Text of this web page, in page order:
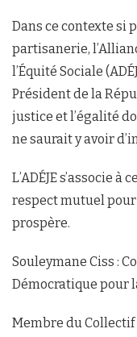
Dans ce contexte si
partisanerie,
l’Équité Sociale
Président de la
justice et l’égalité
ne saurait y avoir
L’ADÉJE s’associe
respect mutuel
prospère.
Souleymane Ciss :
Démocratique pour
Membre du